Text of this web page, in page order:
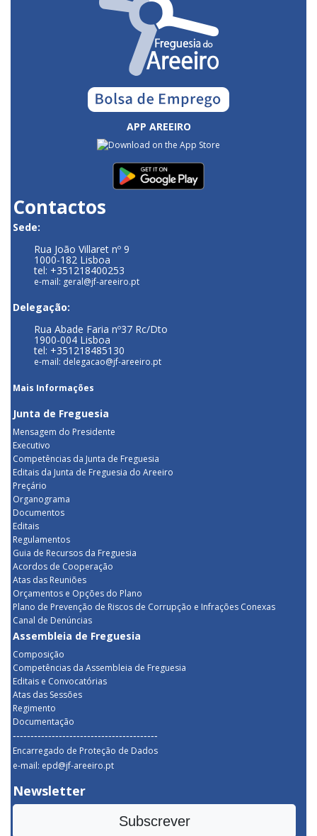
APP AREEIRO
Contactos
Sede:
Rua João Villaret nº 9
1000-182 Lisboa
tel: +351218400253
e-mail: geral@jf-areeiro.pt
Delegação:
Rua Abade Faria nº37 Rc/Dto
1900-004 Lisboa
tel: +351218485130
e-mail: delegacao@jf-areeiro.pt
Mais Informações
Junta de Freguesia
Mensagem do Presidente
Executivo
Competências da Junta de Freguesia
Editais da Junta de Freguesia do Areeiro
Preçário
Organograma
Documentos
Editais
Regulamentos
Guia de Recursos da Freguesia
Acordos de Cooperação
Atas das Reuniões
Orçamentos e Opções do Plano
Plano de Prevenção de Riscos de Corrupção e Infrações Conexas
Canal de Denúncias
Assembleia de Freguesia
Composição
Competências da Assembleia de Freguesia
Editais e Convocatórias
Atas das Sessões
Regimento
Documentação
-----------------------------------------
Encarregado de Proteção de Dados
e-mail: epd@jf-areeiro.pt
Newsletter
Subscrever